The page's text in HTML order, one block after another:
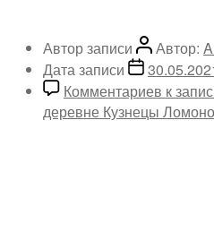
Автор записи Автор:
Дата записи
Комментариев к
деревне Кузнецы